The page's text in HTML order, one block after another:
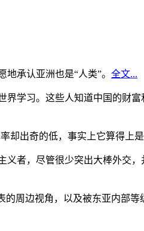
承认亚洲也是“人类”。 全文...
学习。这些人知道中国的财
却出奇的低，事实上它算得上
者，尽管很少突出大棒外交
周边视角，以及被东亚内部